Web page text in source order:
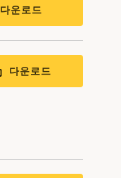
다운로드
다운로드